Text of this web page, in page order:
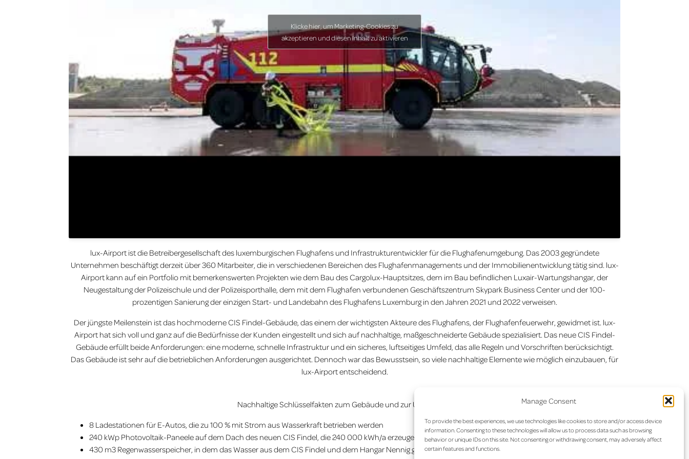
Manage Consent
To provide the best experiences, we use technologies like cookies to store and/or access device
information. Consenting to these technologies will allow us to process data such as browsing
behavior or unique IDs on this site. Not consenting or withdrawing consent, may adversely affect
certain features and functions.
Klicke hier, um Marketing-Cookies zu
akzeptieren und diesen Inhalt zu aktivieren
lux-Airport ist die Betreibergesellschaft des luxemburgischen Flughafens und Infrastrukturentwickler für die Flughafenumgebung. Das 2003 gegründete
Unternehmen beschäftigt derzeit über 360 Mitarbeiter, die in verschiedenen Bereichen des Flughafenmanagements und der Immobilienentwicklung tätig sind. lux-
Airport kann auf ein Portfolio mit bemerkenswerten Projekten wie dem Bau des Cargolux-Hauptsitzes, dem im Bau befindlichen Luxair-Wartungshangar, der
Neugestaltung der Polizeischule und der Polizeisporthalle, dem mit dem Flughafen verbundenen Geschäftszentrum Skypark Business Center und der 100-
prozentigen Sanierung der einzigen Start- und Landebahn des Flughafens Luxemburg in den Jahren 2021 und 2022 verweisen.
Der jüngste Meilenstein ist das hochmoderne CIS Findel-Gebäude, das einem der wichtigsten Akteure des Flughafens, der Flughafenfeuerwehr, gewidmet ist. lux-
Airport hat sich voll und ganz auf die Bedürfnisse der Kunden eingestellt und sich auf nachhaltige, maßgeschneiderte Gebäude spezialisiert. Das neue CIS Findel-
Gebäude erfüllt beide Anforderungen: eine moderne, schnelle Infrastruktur und ein sicheres, luftseitiges Umfeld, das alle Regeln und Vorschriften berücksichtigt.
Das Gebäude ist sehr auf die betrieblichen Anforderungen ausgerichtet. Dennoch war das Bewusstsein, so viele nachhaltige Elemente wie möglich einzubauen, für
lux-Airport entscheidend.
Nachhaltige Schlüsselfakten zum Gebäude und zur Umgebung:
8 Ladestationen für E-Autos, die zu 100 % mit Strom aus Wasserkraft betrieben werden
240 kWp Photovoltaik-Paneele auf dem Dach des neuen CIS Findel, die 240 000 kWh/a erzeugen
430 m3 Regenwasserspeicher, in dem das Wasser aus dem CIS Findel und dem Hangar Nennig gesammelt wird. Dieses Wasser kann zur Befüllung der